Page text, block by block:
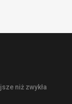
niż zwykła